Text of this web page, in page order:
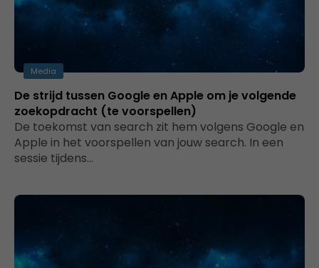
Media
De strijd tussen Google en Apple om je volgende
zoekopdracht (te voorspellen)
De toekomst van search zit hem volgens Google en
Apple in het voorspellen van jouw search. In een
sessie tijdens…